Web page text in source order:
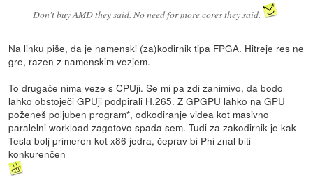
Don't buy AMD they said. No need for more cores they said.
Na linku piše, da je namenski (za)kodirnik tipa FPGA. Hitreje res ne
gre, razen z namenskim vezjem.
To drugače nima veze s CPUji. Se mi pa zdi zanimivo, da bodo
lahko obstoječi GPUji podpirali H.265. Z GPGPU lahko na GPU
poženeš poljuben program*, odkodiranje videa kot masivno
paralelni workload zagotovo spada sem. Tudi za zakodirnik je kak
Tesla bolj primeren kot x86 jedra, čeprav bi Phi znal biti
konkurenčen